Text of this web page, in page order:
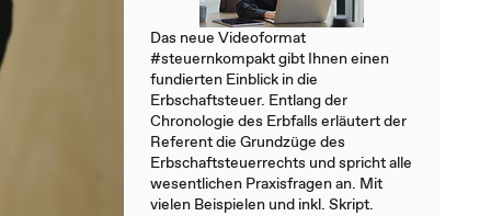
Das neue Videoformat
#steuernkompakt gibt Ihnen einen
fundierten Einblick in die
Erbschaftsteuer. Entlang der
Chronologie des Erbfalls erläutert der
Referent die Grundzüge des
Erbschaftsteuerrechts und spricht alle
wesentlichen Praxisfragen an. Mit
vielen Beispielen und inkl. Skript.